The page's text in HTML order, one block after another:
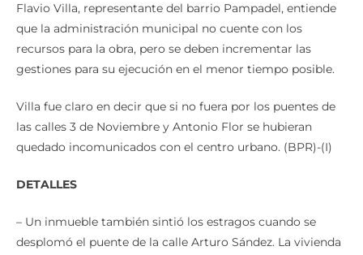
Flavio Villa, representante del barrio Pampadel, entiende
que la administración municipal no cuente con los
recursos para la obra, pero se deben incrementar las
gestiones para su ejecución en el menor tiempo posible.
Villa fue claro en decir que si no fuera por los puentes de
las calles 3 de Noviembre y Antonio Flor se hubieran
quedado incomunicados con el centro urbano. (BPR)-(I)
DETALLES
– Un inmueble también sintió los estragos cuando se
desplomó el puente de la calle Arturo Sández. La vivienda